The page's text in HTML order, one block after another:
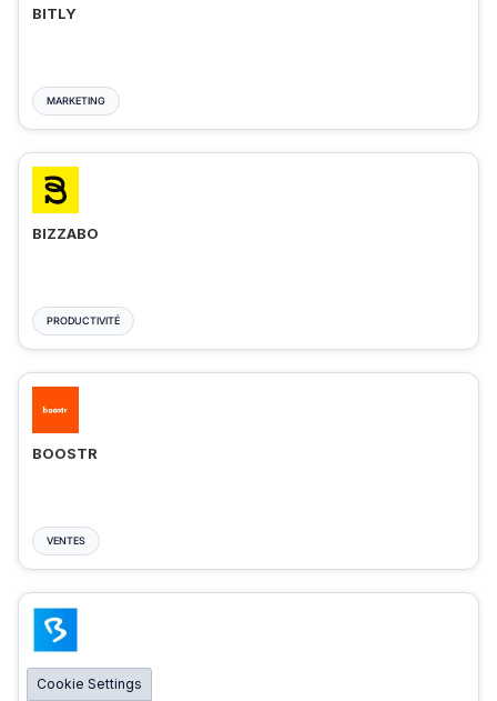
BITLY
MARKETING
BIZZABO
PRODUCTIVITÉ
BOOSTR
VENTES
BIGMARKER
Cookie Settings